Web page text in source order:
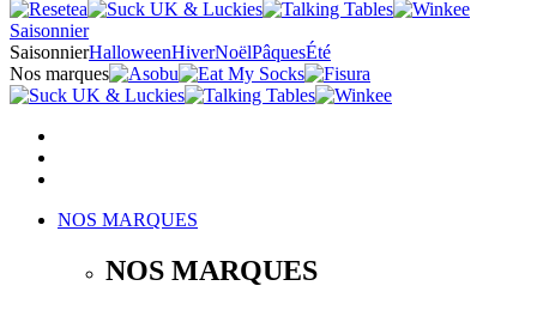
Saisonnier
SaisonnierHalloweenHiverNoëlPâquesÉté
Nos marques
NOS MARQUES
NOS MARQUES